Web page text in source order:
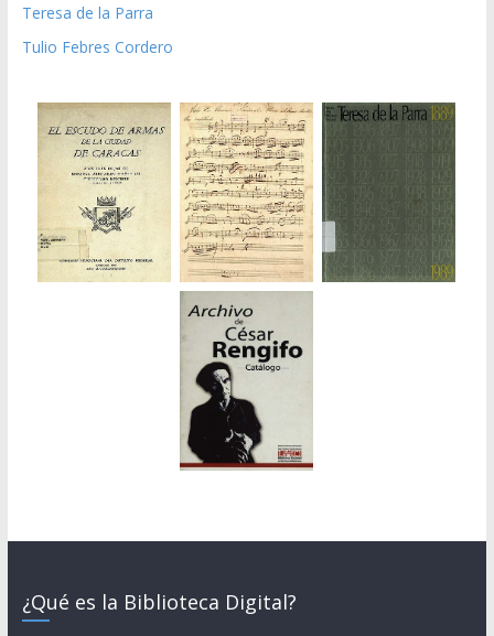
Teresa de la Parra
Tulio Febres Cordero
¿Qué es la Biblioteca Digital?